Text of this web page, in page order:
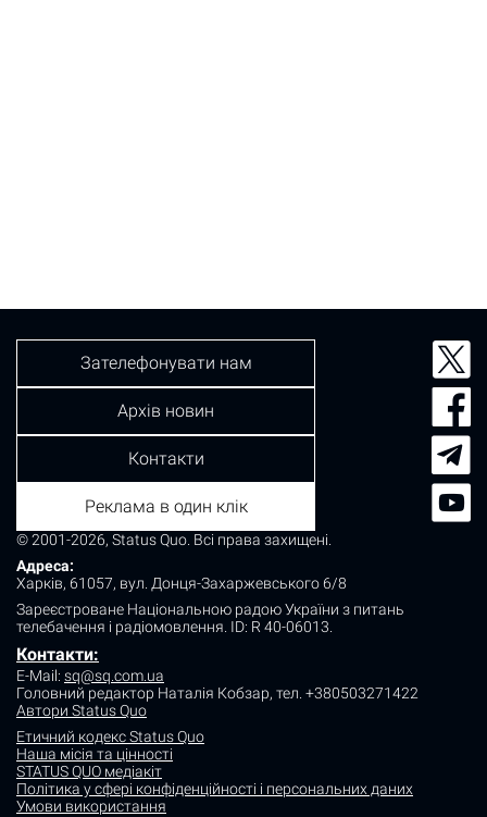
© 2001-2026, Status Quo. Всі права захищені.
Адреса:
Харків, 61057, вул. Донця-Захаржевського 6/8
Зареєстроване Національною радою України з питань
телебачення і радіомовлення. ID: R 40-06013.
Контакти:
E-Mail: sq@sq.com.ua
Головний редактор Наталія Кобзар, тел. +380503271422
Автори Status Quo
Етичний кодекс Status Quo
Наша місія та цінності
STATUS QUO медіакіт
Політика у сфері конфіденційності і персональних даних
Умови використання
Зателефонувати нам
Архів новин
Контакти
Реклама в один клік